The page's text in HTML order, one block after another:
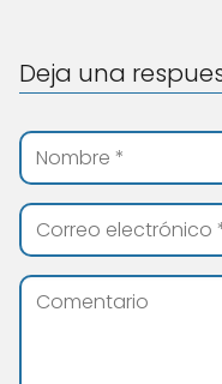
Deja una